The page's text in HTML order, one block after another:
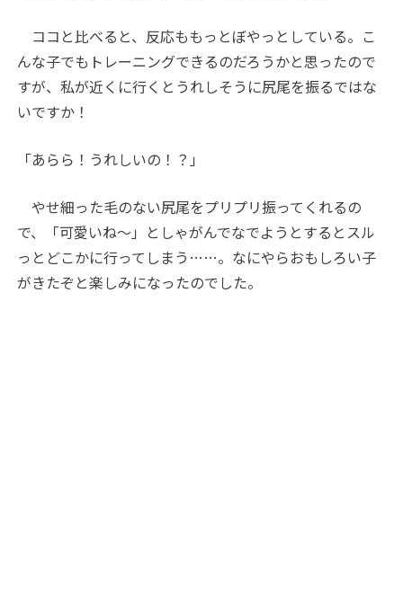
ココと比べると、反応ももっとぼやっとしている。こ
んな子でもトレーニングできるのだろうかと思ったので
すが、私が近くに行くとうれしそうに尻尾を振るではな
いですか！
「あらら！うれしいの！？」
やせ細った毛のない尻尾をプリプリ振ってくれるの
で、「可愛いね～」としゃがんでなでようとするとスル
っとどこかに行ってしまう……。なにやらおもしろい子
がきたぞと楽しみになったのでした。